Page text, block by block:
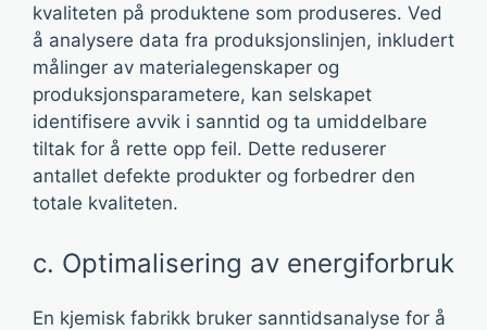
kvaliteten på produktene som produseres. Ved
å analysere data fra produksjonslinjen, inkludert
målinger av materialegenskaper og
produksjonsparametere, kan selskapet
identifisere avvik i sanntid og ta umiddelbare
tiltak for å rette opp feil. Dette reduserer
antallet defekte produkter og forbedrer den
totale kvaliteten.
c. Optimalisering av energiforbruk
En kjemisk fabrikk bruker sanntidsanalyse for å